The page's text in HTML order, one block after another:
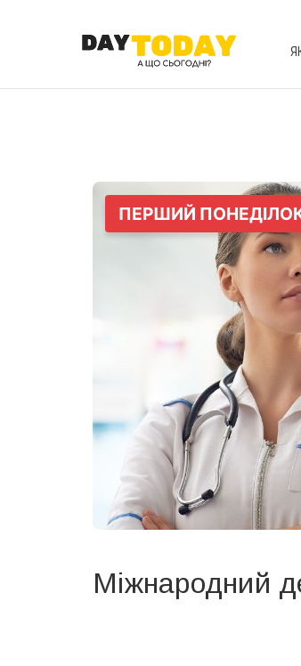
Міжнародний